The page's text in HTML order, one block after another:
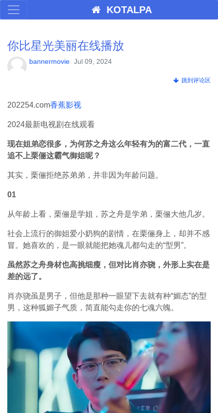
KOTALPA
你比星光美丽在线播放
bannermovie Jul 09, 2024
跳到评论区
202254.com香蕉影视
2024最新电视剧在线观看
现在姐弟恋很多，为何苏之舟这么年轻有为的富二代，一直
追不上栗俪这霸气御姐呢？
其实，栗俪拒绝苏弟弟，并非因为年龄问题。
01
从年龄上看，栗俪是学姐，苏之舟是学弟，栗俪大他几岁。
社会上流行的御姐爱小奶狗的剧情，在栗俪身上，却并不感
冒。她喜欢的，是一眼就能把她魂儿都勾走的“型男”。
虽然苏之舟身材也高挑细瘦，但对比肖亦骁，外形上实在是
差的远了。
肖亦骁虽是男子，但他是那种一眼望下去就有种“媚态”的型
男，这种狐媚子气质，简直能勾走你的七魂六魄。